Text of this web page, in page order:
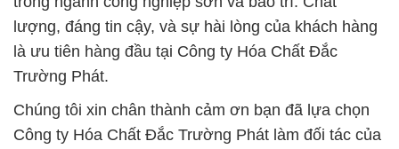
lượng, đáng tin cậy, và sự hài lòng của khách hàng
là ưu tiên hàng đầu tại Công ty Hóa Chất Đắc
Trường Phát.
Chúng tôi xin chân thành cảm ơn bạn đã lựa chọn
Công ty Hóa Chất Đắc Trường Phát làm đối tác của